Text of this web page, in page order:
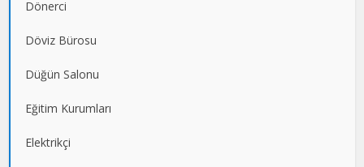
Dönerci
Döviz Bürosu
Düğün Salonu
Eğitim Kurumları
Elektrikçi